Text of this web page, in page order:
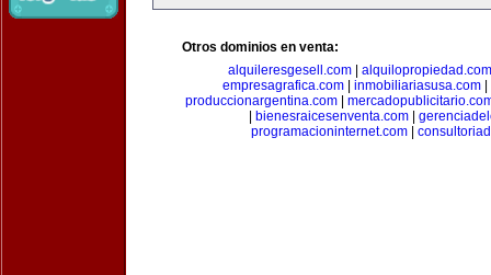
Otros dominios en venta:
alquileresgesell.com| alquilopropiedad.com
empresagrafica.com| inmobiliariasusa.com|
produccionargentina.com|
bienesraicesenventa.com|
programacioninternet.com|